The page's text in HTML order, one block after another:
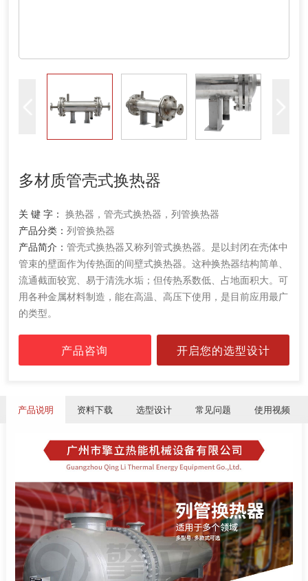
多材质管壳式换热器
关 键 字： 换热器，管壳式换热器，列管换热器
产品分类： 列管换热器
产品简介： 管壳式换热器又称列管式换热器。是以封闭在壳体中
管束的壁面作为传热面的间壁式换热器。这种换热器结构简单、
流通截面较宽、易于清洗水垢；但传热系数低、占地面积大。可
用各种金属材料制造，能在高温、高压下使用，是目前应用最广
的类型。
产品咨询 开启您的选型设计
产品说明 资料下载 选型设计 常见问题 使用视频